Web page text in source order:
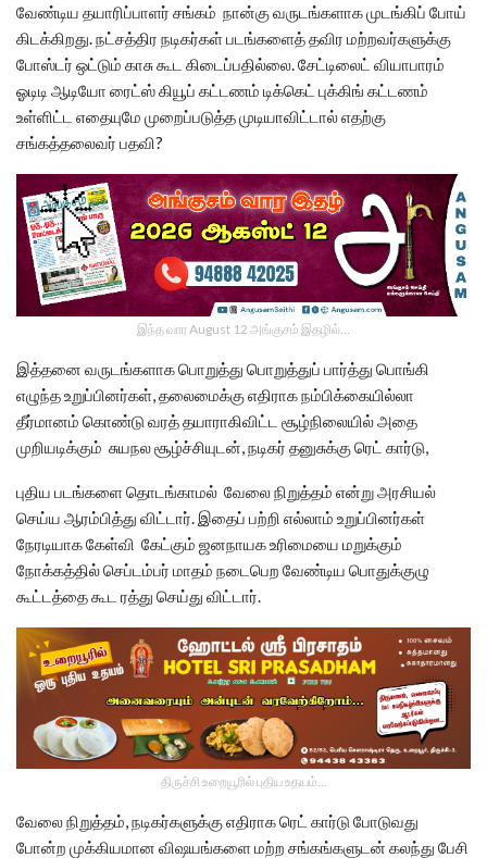
வேண்டிய தயாரிப்பாளர் சங்கம் நான்கு வருடங்களாக முடங்கிப் போய்
கிடக்கிறது. நட்சத்திர நடிகர்கள் படங்களைத் தவிர மற்றவர்களுக்கு
போஸ்டர் ஒட்டும் காசு கூட கிடைப்பதில்லை. சேட்டிலைட் வியாபாரம்
ஓடிடி ஆடியோ ரைட்ஸ் கியூப் கட்டணம் டிக்கெட் புக்கிங் கட்டணம்
உள்ளிட்ட எதையுமே முறைப்படுத்த முடியாவிட்டால் எதற்கு
சங்கத்தலைவர் பதவி?
இந்த வார August 12 அங்குசம் இதழில்…
இத்தனை வருடங்களாக பொறுத்து பொறுத்துப் பார்த்து பொங்கி
எழுந்த உறுப்பினர்கள், தலைமைக்கு எதிராக நம்பிக்கையில்லா
தீர்மானம் கொண்டு வரத் தயாராகிவிட்ட சூழ்நிலையில் அதை
முறியடிக்கும் சுயநல சூழ்ச்சியுடன், நடிகர் தனுசுக்கு ரெட் கார்டு,
புதிய படங்களை தொடங்காமல் வேலை நிறுத்தம் என்று அரசியல்
செய்ய ஆரம்பித்து விட்டார். இதைப் பற்றி எல்லாம் உறுப்பினர்கள்
நேரடியாக கேள்வி கேட்கும் ஜனநாயக உரிமையை மறுக்கும்
நோக்கத்தில் செப்டம்பர் மாதம் நடைபெற வேண்டிய பொதுக்குழு
கூட்டத்தை கூட ரத்து செய்து விட்டார்.
திருச்சி உறையூரில் புதிய உதயம்...
வேலை நிறுத்தம், நடிகர்களுக்கு எதிராக ரெட் கார்டு போடுவது
போன்ற முக்கியமான விஷயங்களை மற்ற சங்கங்களுடன் கலந்து பேசி